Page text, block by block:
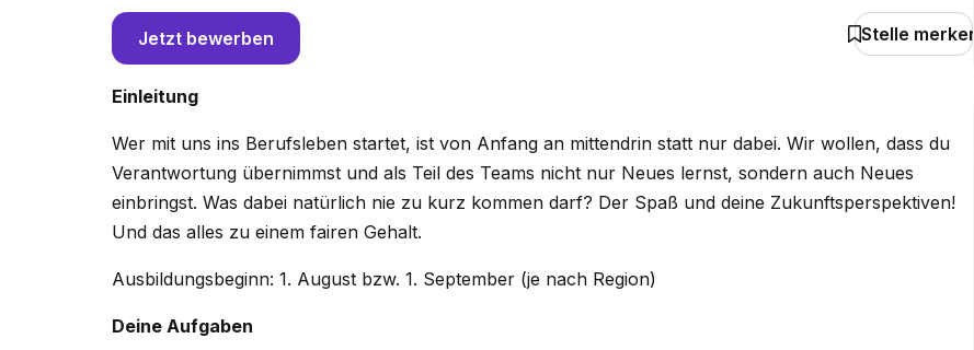
Jetzt bewerben Stelle merken
Einleitung
Wer mit uns ins Berufsleben startet, ist von Anfang an mittendrin statt nur dabei. Wir wollen, dass du
Verantwortung übernimmst und als Teil des Teams nicht nur Neues lernst, sondern auch Neues
einbringst. Was dabei natürlich nie zu kurz kommen darf? Der Spaß und deine Zukunftsperspektiven!
Und das alles zu einem fairen Gehalt.
Ausbildungsbeginn: 1. August bzw. 1. September (je nach Region)
Deine Aufgaben